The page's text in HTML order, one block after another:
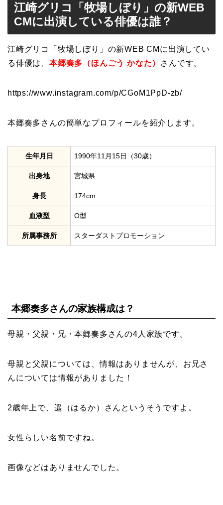
江崎グリコ「牧場しぼり」の新WEB
CMに出演している俳優は誰？
江崎グリコ「牧場しぼり」の新WEB CMに出演してい
る俳優は、 本郷奏多（ほんごう かなた） さんです。
https://www.instagram.com/p/CGoM1PpD-zb/
本郷奏多さんの簡単なプロフィールを紹介します。
生年月日 1990年11月15日（30歳）
出身地 宮城県
身長 174cm
血液型 O型
所属事務所 スターダストプロモーション
本郷奏多さんの家族構成は？
母親・父親・兄・本郷奏多さんの4人家族です。
母親と父親については、情報はありませんが、お兄さ
んについては情報がありました！
2歳年上で、遥（はるか）さんというそうですよ。
女性らしい名前ですね。
画像などはありませんでした。